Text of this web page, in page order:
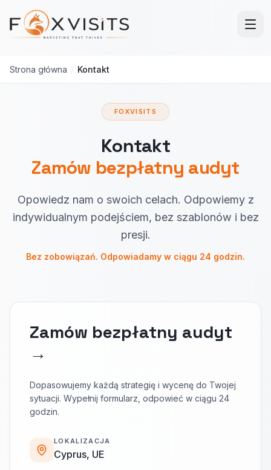
Przejdź do treści głównej
Strona główna / Kontakt
FOXVISITS
Kontakt
Zamów bezpłatny audyt
Opowiedz nam o swoich celach. Odpowiemy z
indywidualnym podejściem, bez szablonów i bez
presji.
Bez zobowiązań. Odpowiadamy w ciągu 24 godzin.
Zamów bezpłatny audyt
→
Dopasowujemy każdą strategię i wycenę do Twojej
sytuacji. Wypełnij formularz, odpowieć w ciągu 24
godzin.
LOKALIZACJA
Cyprus, UE